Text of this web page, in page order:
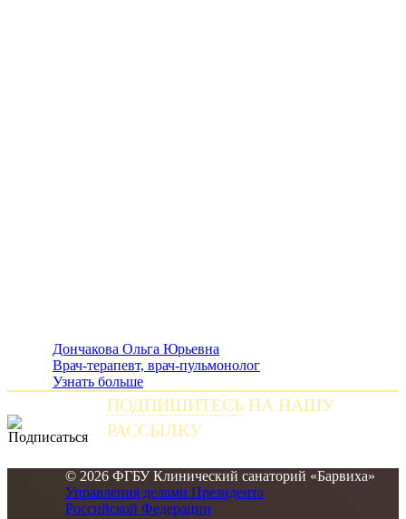
Дончакова Ольга Юрьевна
Врач-терапевт, врач-пульмонолог
Узнать больше
ПОДПИШИТЕСЬ НА НАШУ
РАССЫЛКУ
© 2026 ФГБУ Клинический санаторий «Барвиха»
Управления делами Президента
Российской Федерации